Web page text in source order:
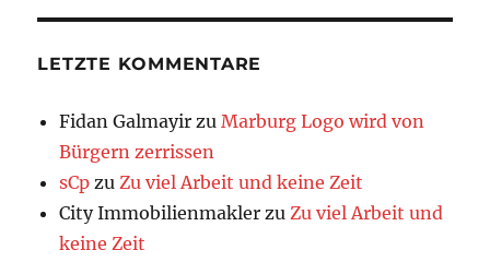
LETZTE KOMMENTARE
Fidan Galmayir zuMarburg Logo wird von
Bürgern zerrissen
sCp zuZu viel Arbeit und keine Zeit
City Immobilienmakler zuZu viel Arbeit und
keine Zeit